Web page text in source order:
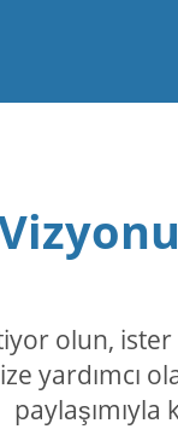
olun,
size